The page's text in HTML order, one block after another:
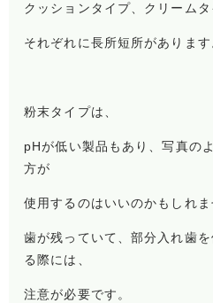
クッションタイプ、クリーム
それぞれに長所短所があります
粉末タイプは、
pHが低い製品もあり、写真の
方が
使用するのはいいのかもしれま
歯が残っていて、部分入れ歯
る際には、
注意が必要です。